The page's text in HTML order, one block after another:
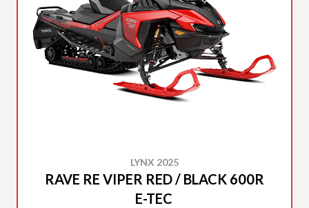
LYNX 2025
RAVE RE VIPER RED / BLACK 600R
E-TEC